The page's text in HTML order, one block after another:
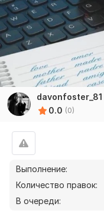
davonfoster_81
0.0 (0)
Выполнение:
Количество правок:
В очереди: